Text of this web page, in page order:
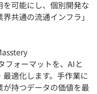
可能にし、個別開発な
共通の流通インフラ」
フォーマットを、AIと
適化します。手作業に
持つデータの価値を最